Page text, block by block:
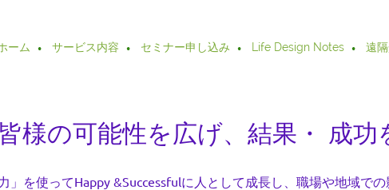
ーム サービス内容 セミナー申し込み Life Design Notes 遠
様の可能性を広げ、結果・ 成功
」を使ってHappy &Successfulに人として成長し、職場や地域で